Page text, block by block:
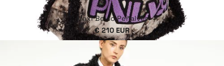
Maxi Bolso Peñalver
€ 210 EUR